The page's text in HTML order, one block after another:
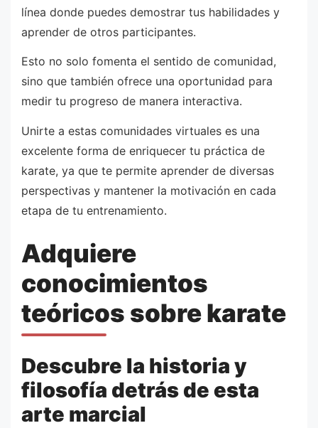
línea donde puedes demostrar tus habilidades y
aprender de otros participantes.
Esto no solo fomenta el sentido de comunidad,
sino que también ofrece una oportunidad para
medir tu progreso de manera interactiva.
Unirte a estas comunidades virtuales es una
excelente forma de enriquecer tu práctica de
karate, ya que te permite aprender de diversas
perspectivas y mantener la motivación en cada
etapa de tu entrenamiento.
Adquiere
conocimientos
teóricos sobre karate
Descubre la historia y
filosofía detrás de esta
arte marcial